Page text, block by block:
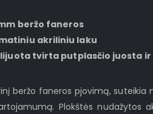
beržo faneros
akriliniu laku
tvirta putplasčio juosta
beržo faneros pjovimą, suteikia
Plokštės nudažytos